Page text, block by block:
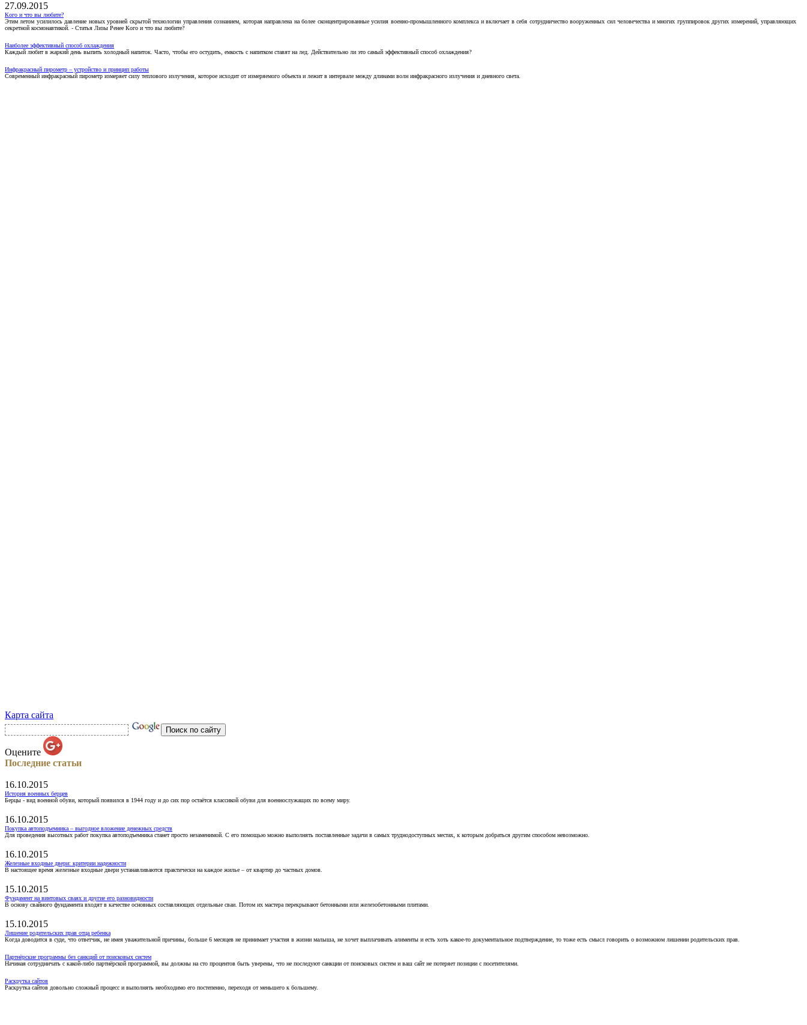
27.09.2015
Кого и что вы любите?
Этим летом усилилось давление новых уровней скрытой технологии управления сознанием, которая направлена на более сконцентрированные усилия военно-промышленного комплекса и включает в себя сотрудничество вооруженных сил человечества и многих группировок других измерений, управляющих
секретной космонавтикой. - Статья Лизы Ренее Кого и что вы любите?
Наиболее эффективный способ охлаждения
Каждый любит в жаркий день выпить холодный напиток. Часто, чтобы его остудить, емкость с напитком ставят на лед. Действительно ли это самый эффективный способ охлаждения?
Инфракрасный пирометр – устройство и принцип работы
Современный инфракрасный пирометр измеряет силу теплового излучения, которое исходит от измеряемого объекта и лежит в интервале между длинами волн инфракрасного излучения и дневного света.
Карта сайта
Оцените
Последние статьи
16.10.2015
История военных берцев
Берцы - вид военной обуви, который появился в 1944 году и до сих пор остаётся классикой обуви для военнослужащих по всему миру.
16.10.2015
Покупка автоподъемника – выгодное вложение денежных средств
Для проведения высотных работ покупка автоподъемника станет просто незаменимой. С его помощью можно выполнять поставленные задачи в самых труднодоступных местах, к которым добраться другим способом невозможно.
16.10.2015
Железные входные двери: критерии надежности
В настоящее время железные входные двери устанавливаются практически на каждое жилье – от квартир до частных домов.
15.10.2015
Фундамент на винтовых сваях и другие его разновидности
В основу свайного фундамента входят в качестве основных составляющих отдельные сваи. Потом их мастера перекрывают бетонными или железобетонными плитами.
15.10.2015
Лишение родительских прав отца ребенка
Когда доводится в суде, что ответчик, не имея уважительной причины, больше 6 месяцев не принимает участия в жизни малыша, не хочет выплачивать алименты и есть хоть какое-то документальное подтверждение, то тоже есть смысл говорить о возможном лишении родительских прав.
Партнёрские программы без санкций от поисковых систем
Начиная сотрудничать с какой-либо партнёрской программой, вы должны на сто процентов быть уверены, что не последуют санкции от поисковых систем и ваш сайт не потеряет позиции с посетителями.
Раскрутка сайтов
Раскрутка сайтов довольно сложный процесс и выполнять необходимо его постепенно, переходя от меньшего к большему.